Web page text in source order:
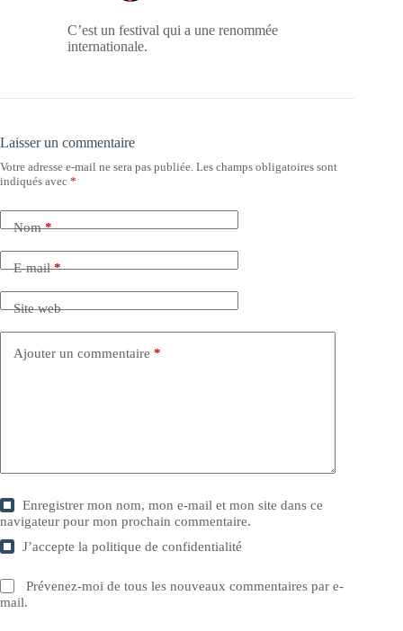
C’est un festival qui a une renommée
internationale.
Laisser un commentaire
Votre adresse e-mail ne sera pas publiée. Les champs obligatoires sont
indiqués avec *
Nom*
E-mail*
Site web
Ajouter un commentaire *
Enregistrer mon nom, mon e-mail et mon site dans ce
navigateur pour mon prochain commentaire.
J’accepte lapolitique de confidentialité
Prévenez-moi de tous les nouveaux commentaires par e-
mail.